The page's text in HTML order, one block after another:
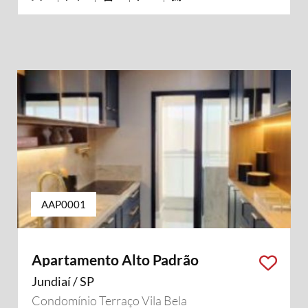
AAP0001
Apartamento Alto Padrão
Jundiaí / SP
Condomínio Terraço Vila Bela